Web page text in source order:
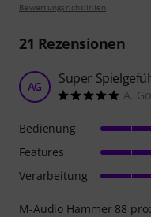
Bewertungsrichtlinien
21 Rezensionen
AG Super
A.
M-Audio Hammer 88 pro:
Bedienung
Features
Verarbeitung